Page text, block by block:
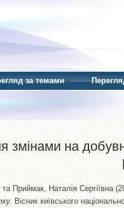
за темами
змінами на
та Приймак, Наталія Сергіївна
Вісник київського